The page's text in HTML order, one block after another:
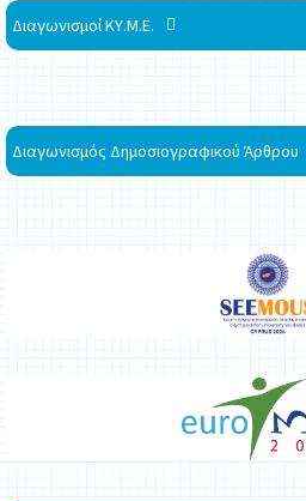
Διαγωνισμοί ΚΥ.Μ.Ε.
Διαγωνισμός Δημοσιογραφικού Άρθρου